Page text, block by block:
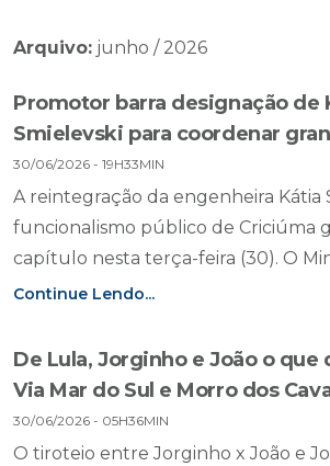
Arquivo: junho / 2026
Promotor barra designação de
Smielevski para coordenar
30/06/2026 - 19H33MIN
A reintegração da engenheira Kátia
funcionalismo público de Criciúma
capítulo nesta terça-feira (30). O
Continue Lendo...
De Lula, Jorginho e João o que
Via Mar do Sul e Morro dos
30/06/2026 - 05H36MIN
O tiroteio entre Jorginho x João e